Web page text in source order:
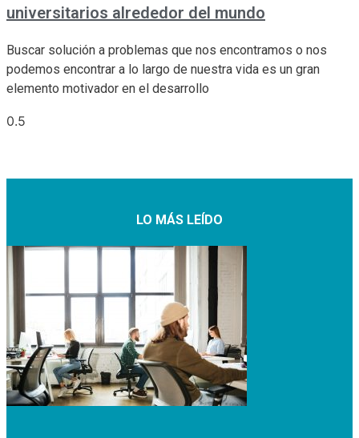
universitarios alrededor del mundo
Buscar solución a problemas que nos encontramos o nos
podemos encontrar a lo largo de nuestra vida es un gran
elemento motivador en el desarrollo
LO MÁS LEÍDO